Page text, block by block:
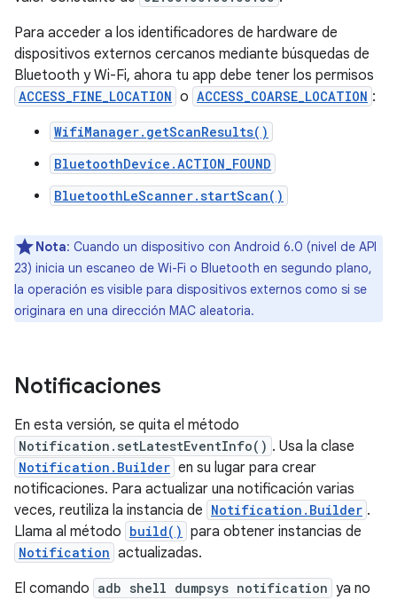
Para acceder a los identificadores de hardware de
dispositivos externos cercanos mediante búsquedas de
Bluetooth y Wi-Fi, ahora tu app debe tener los permisos
ACCESS_FINE_LOCATION o ACCESS_COARSE_LOCATION :
WifiManager.getScanResults()
BluetoothDevice.ACTION_FOUND
BluetoothLeScanner.startScan()
Nota: Cuando un dispositivo con Android 6.0 (nivel de API
23) inicia un escaneo de Wi-Fi o Bluetooth en segundo plano,
la operación es visible para dispositivos externos como si se
originara en una dirección MAC aleatoria.
Notificaciones
En esta versión, se quita el método
Notification.setLatestEventInfo() . Usa la clase
Notification.Builder en su lugar para crear
notificaciones. Para actualizar una notificación varias
veces, reutiliza la instancia de Notification.Builder .
Llama al método build() para obtener instancias de
Notification actualizadas.
El comando adb shell dumpsys notification ya no